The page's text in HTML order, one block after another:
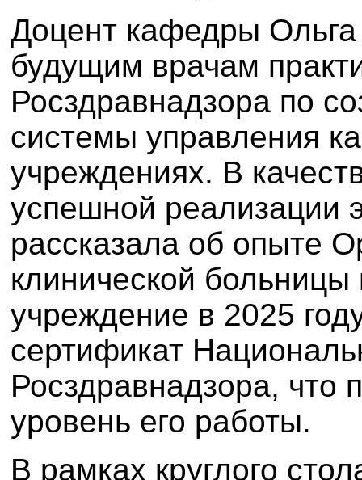
Доцент кафедры
будущим врачам
Росздравнадзора по
системы управления
учреждениях. В
успешной реализации
рассказала об опыте
клинической
учреждение в 2025
сертификат
Росздравнадзора, что
уровень его работы.
В рамках круглого